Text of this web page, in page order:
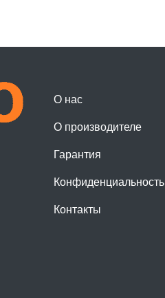
О нас
О производителе
Гарантия
Конфиденциальность
Контакты